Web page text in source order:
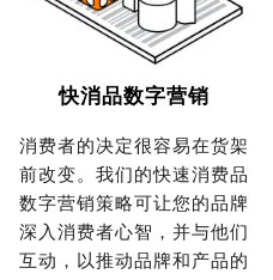
快消品数字营销
消费者的决定很容易在货架
前改变。我们的快速消费品
数字营销策略可让您的品牌
深入消费者心智，并与他们
互动，以推动品牌和产品的